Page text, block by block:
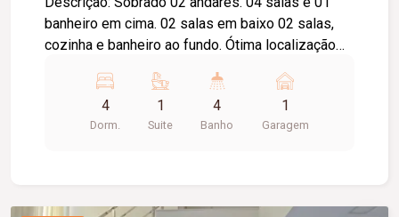
banheiro em cima. 02 salas em baixo 02 salas,
cozinha e banheiro ao fundo. Ótima localização
Av. Getúlio Vargas, pertinho do Mercado
Municipal e do Correio central.
4
Dorm.
1
Suite
4
Banho
1
Garagem